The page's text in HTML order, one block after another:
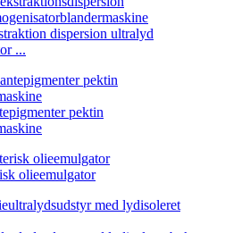
dispersion ultralyd
...
pektin
olieemulgator